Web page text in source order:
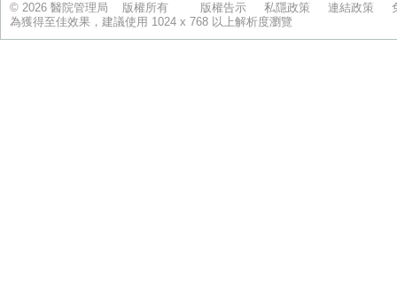
© 2026 醫院管理局 版權所有 版權告示 私隱政策 連結政策
為獲得至佳效果，建議使用 1024 x 768 以上解析度瀏覽